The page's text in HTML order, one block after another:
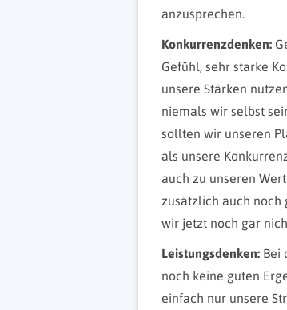
anzusprechen.
Konkurrenzdenken:
Gefühl, sehr starke
unsere Stärken
niemals wir selbst
sollten wir unseren
als unsere
auch zu unseren
zusätzlich auch noch
wir jetzt noch gar
Leistungsdenken: Bei
noch keine guten
einfach nur unsere